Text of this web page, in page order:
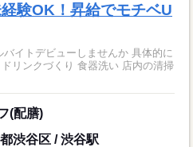
験OK！昇給でモチベU
イトデビューしませんか 具体的に
リンクづくり 食器洗い 店内の清掃
(配膳)
渋谷区 / 渋谷駅